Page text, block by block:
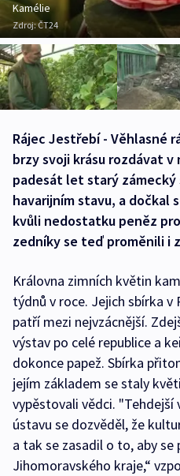
Kamélie
Zdroj:ČT24
Rájec Jestřebí - Věhlasné
brzy svoji krásu rozdávat
padesát let starý
havarijním stavu, a dočkal
kvůli nedostatku peněz
zedníky se teď proměnili i
Královna zimních květin
týdnů v roce. Jejich sbírka v
patří mezi nejvzácnější.
výstav po celé republice a
dokonce papež. Sbírka
jejím základem se staly
vypěstovali vědci.
ústavu se dozvěděl, že
a tak se zasadil o to, aby se
Jihomoravského kraje,“